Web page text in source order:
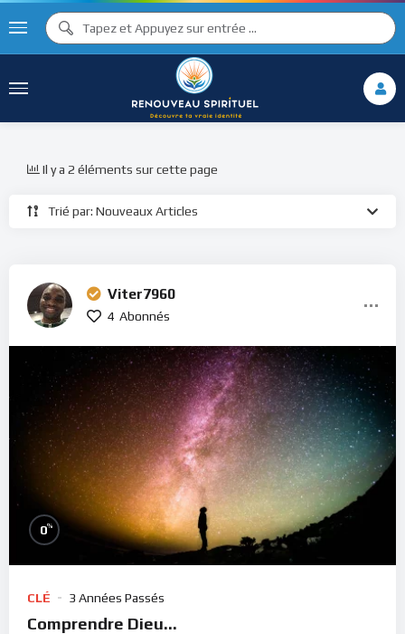
Trié par: Nouveaux Articles
Il y a 2 éléments sur cette page
Viter7960
4 Abonnés
0%
CLÉ 3 Années Passés
Comprendre Dieu…